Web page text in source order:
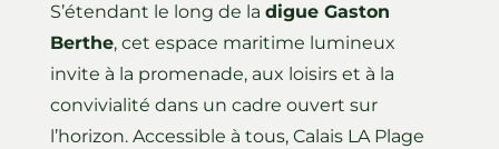
S’étendant le long de la digue Gaston
Berthe, cet espace maritime lumineux
invite à la promenade, aux loisirs et à la
convivialité dans un cadre ouvert sur
l’horizon. Accessible à tous, Calais LA Plage